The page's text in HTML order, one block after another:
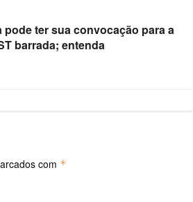
pode ter sua convocação para a
barrada; entenda
com *